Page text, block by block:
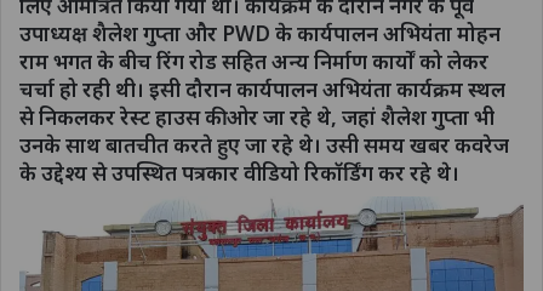
उपाध्यक्ष शैलेश गुप्ता और PWD के कार्यपालन अभियंता मोहन
राम भगत के बीच रिंग रोड सहित अन्य निर्माण कार्यों को लेकर
चर्चा हो रही थी। इसी दौरान कार्यपालन अभियंता कार्यक्रम स्थल
से निकलकर रेस्ट हाउस की ओर जा रहे थे, जहां शैलेश गुप्ता भी
उनके साथ बातचीत करते हुए जा रहे थे। उसी समय खबर कवरेज
के उद्देश्य से उपस्थित पत्रकार वीडियो रिकॉर्डिंग कर रहे थे।